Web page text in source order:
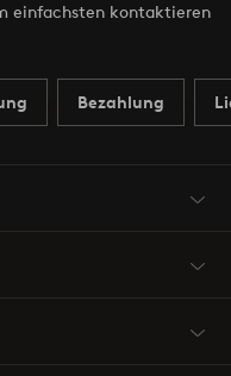
einfachsten kontaktieren
Bezahlung